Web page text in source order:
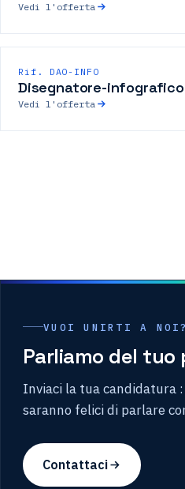
Vedi l'offerta
Rif. DAO-INFO
Disegnatore-
Vedi l'offerta
VUOI UNIRTI A NOI?
Parliamo del tuo
Inviaci la tua candidatura
saranno felici di parlare
Contattaci